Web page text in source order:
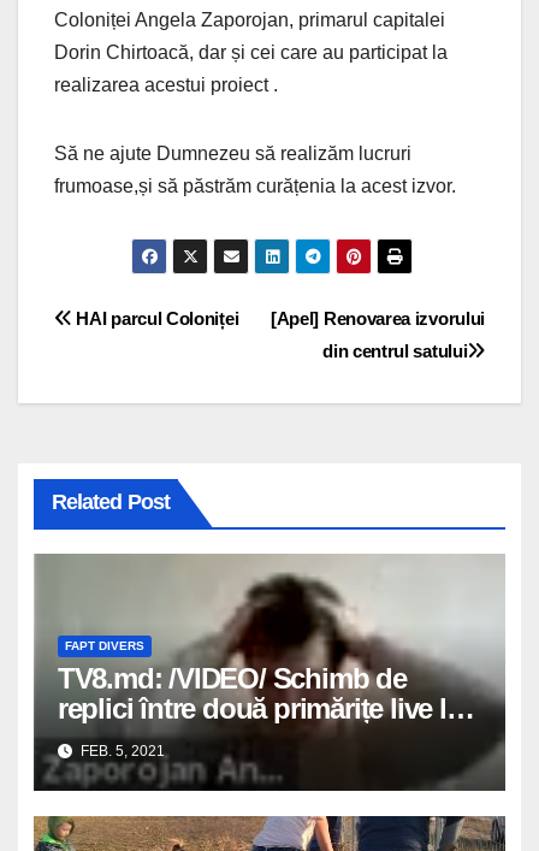
Coloniței Angela Zaporojan, primarul capitalei
Dorin Chirtoacă, dar și cei care au participat la
realizarea acestui proiect .
Să ne ajute Dumnezeu să realizăm lucruri
frumoase,și să păstrăm curățenia la acest izvor.
Navigare
[Apel] Renovarea izvorului
din centrul satului
HAI parcul Coloniței
Related Post
FAPT DIVERS
TV8.md: /VIDEO/ Schimb de
replici între două primărițe live la
o ședință: „Lepăd primăria dacă
am să am atâtea diamante”
FEB. 5, 2021